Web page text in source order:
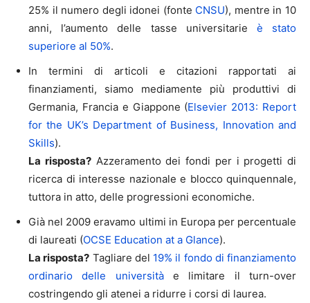
25% il numero degli idonei (fonte CNSU), mentre in 10
anni, l’aumento delle tasse universitarie è stato
superiore al 50%.
In termini di articoli e citazioni rapportati ai
finanziamenti, siamo mediamente più produttivi di
Germania, Francia e Giappone (Elsevier 2013: Report
for the UK’s Department of Business, Innovation and
Skills).
La risposta?Azzeramento dei fondi per i progetti di
ricerca di interesse nazionale e blocco quinquennale,
tuttora in atto, delle progressioni economiche.
Già nel 2009 eravamo ultimi in Europa per percentuale
di laureati (OCSE Education at a Glance).
La risposta? Tagliare del 19% il fondo di finanziamento
ordinario delle universitàe limitare il turn-over
costringendo gli atenei a ridurre i corsi di laurea.